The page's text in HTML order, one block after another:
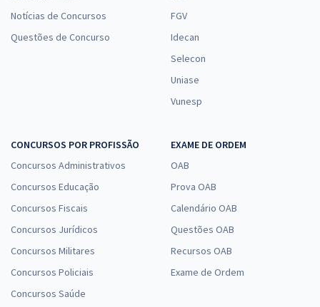
Notícias de Concursos
Questões de Concurso
FGV
Idecan
Selecon
Uniase
Vunesp
CONCURSOS POR PROFISSÃO
Concursos Administrativos
Concursos Educação
Concursos Fiscais
Concursos Jurídicos
Concursos Militares
Concursos Policiais
Concursos Saúde
EXAME DE ORDEM
OAB
Prova OAB
Calendário OAB
Questões OAB
Recursos OAB
Exame de Ordem